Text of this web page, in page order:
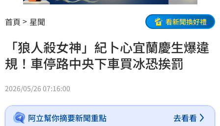
首頁 星聞 看新聞換好禮
「狼人殺女神」紀卜心宜蘭慶生爆違
規！車停路中央下車買冰恐挨罰
2026/05/26 07:16:00
阿立幫你摘要新聞重點 去看看